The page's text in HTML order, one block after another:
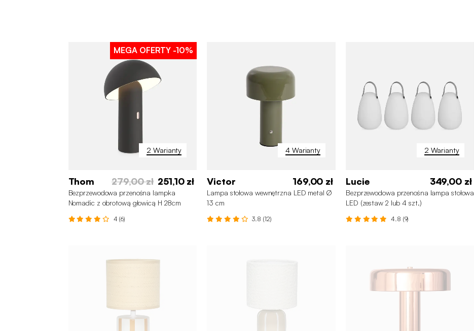
2 Warianty
MEGA OFERTY -10%
Thom 279,00 zł 251,10 zł
Bezprzewodowa przenośna lampka
Nomadic z obrotową głowicą H 28cm
4 (6)
4 Warianty
Victor 169,00 zł
Lampa stołowa wewnętrzna LED metal Ø
13 cm
3.8 (12)
2 Warianty
Lucie 349,00 zł
Bezprzewodowa przenośna lampa stołowa
LED (zestaw 2 lub 4 szt.)
4.8 (9)